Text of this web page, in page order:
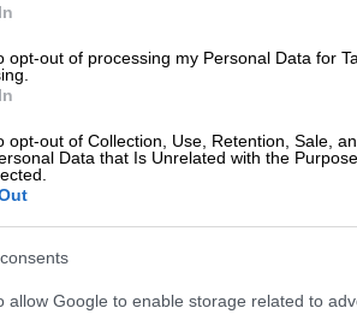
opt-out of processing my Personal Data for
opt-out of Collection, Use, Retention, Sale,
Data that Is Unrelated with the
allow Google to enable storage related to